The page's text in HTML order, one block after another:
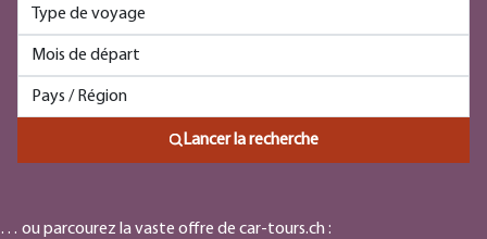
Lancer la recherche
… ou parcourez la vaste offre de car-tours.ch :